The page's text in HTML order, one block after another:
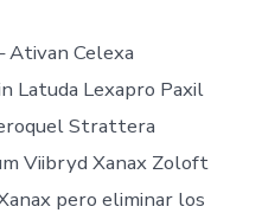
Ativan Celexa
Latuda Lexapro Paxil
Strattera
Viibryd Xanax Zoloft
pero eliminar los